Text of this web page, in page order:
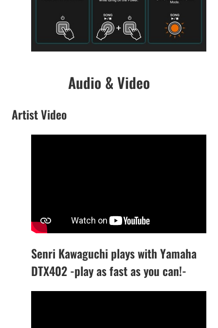
Audio & Video
Artist Video
Senri Kawaguchi plays with Yamaha
DTX402 -play as fast as you can!-